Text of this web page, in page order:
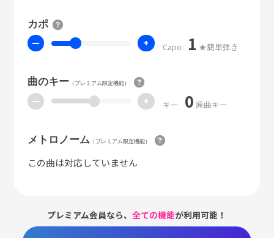
カポ
ー + Capo 1 ★簡単弾き
曲のキー（プレミアム限定機能）
ー + キー 0 原曲キー
メトロノーム （プレミアム限定機能）
この曲は対応していません
プレミアム会員なら、全ての機能が利用可能！